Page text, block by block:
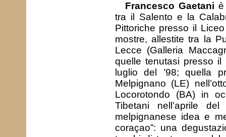
Francesco Gaetani
tra il Salento e la
Pittoriche presso il
mostre, allestite tra la
Lecce (Galleria
quelle tenutasi presso il
luglio del ’98; quella
Melpignano (LE)
Locorotondo (BA) in
Tibetani nell’aprile
melpignanese idea e
coraçao”: una